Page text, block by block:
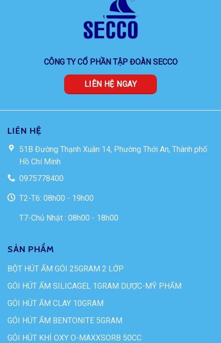
CÔNG TY CỔ PHẦN TẬP ĐOÀN SECCO
LIÊN HỆ NGAY
LIÊN HỆ
51B Đường Thạnh Xuân 14, Phường Thới An, Thành phố
Hồ Chí Minh
0975778400
T2-T6: 08h00 - 19h00
T7-Chủ Nhật : 08h00 - 18h00
SẢN PHẨM
BỘT HÚT ẨM GÓI 25GRAM 2 LỚP
GÓI HÚT ẨM SILICAGEL 1GRAM DƯỢC-MỸ PHẨM
GÓI HÚT ẨM CLAY 10GRAM
GÓI HÚT ẨM BENTONITE 5GRAM
GÓI HÚT KHÍ OXY O-MAXXSORB 50CC